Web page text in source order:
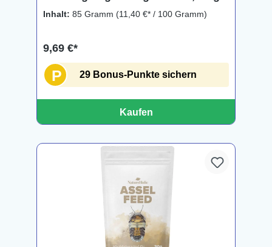
Inhalt: 85 Gramm (11,40 €* / 100 Gramm)
9,69 €*
P 29 Bonus-Punkte sichern
Kaufen